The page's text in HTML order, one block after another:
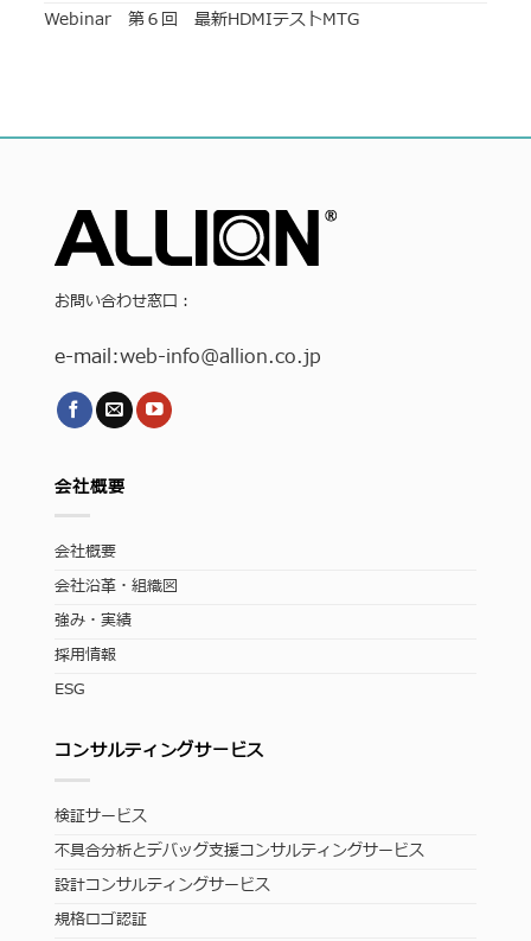
Webinar 第６回 最新HDMIテストMTG
お問い合わせ窓口：
e-mail:web-info@allion.co.jp
会社概要
会社概要
会社沿革・組織図
強み・実績
採用情報
ESG
コンサルティングサービス
検証サービス
不具合分析とデバッグ支援コンサルティングサービス
設計コンサルティングサービス
規格ロゴ認証